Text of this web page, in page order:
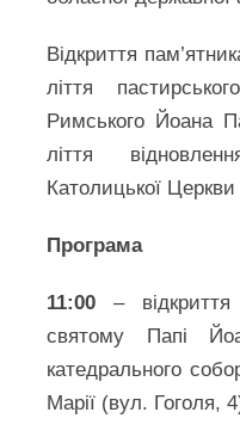
Відкриття
ліття
Римського Йоана
ліття
Католицької Церкви
Програма
11:00 – відкриття
святому Папі
катедрального
Марії (вул. Гоголя,